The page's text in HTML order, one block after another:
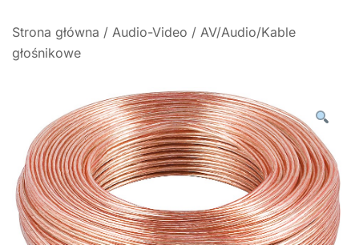
Strona główna / Audio-Video / AV/Audio/Kable
głośnikowe